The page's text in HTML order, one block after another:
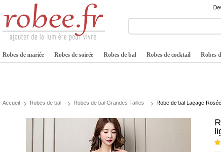
Robes de mariée Robes de soirée Robes de bal Robes de cocktail Robes
Accueil Robes de bal Robes de bal Grandes Tailles Robe de bal Laçage